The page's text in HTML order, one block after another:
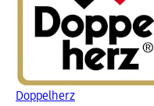
Doppelherz